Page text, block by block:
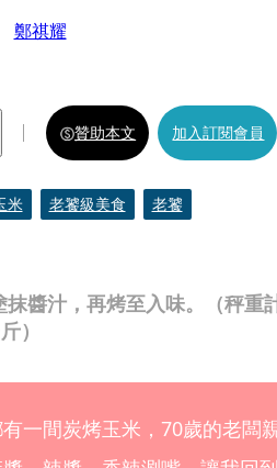
醬汁，再烤至入味。（秤重
）
鄭祺耀
贊助本文 加入訂閱會員
米 老饕級美食 老饕
一間炭烤玉米，70歲的老闆